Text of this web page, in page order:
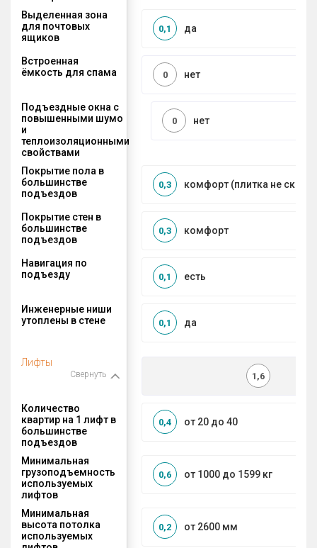
Выделенная зона
для почтовых
ящиков
да
0,1
Встроенная
ёмкость для спама
нет
0
Подъездные окна с
повышенными шумо
и
теплоизоляционными
свойствами
нет
0
Покрытие пола в
большинстве
подъездов
комфорт (плитка не
0,3
Покрытие стен в
большинстве
подъездов
комфорт
0,3
Навигация по
подъезду
есть
0,1
Инженерные ниши
утоплены в стене
да
0,1
Лифты
Свернуть 1,6
Количество
квартир на 1 лифт в
большинстве
подъездов
от 20 до 40
0,4
Минимальная
грузоподъемность
используемых
лифтов
от 1000 до 1599 кг
0,6
Минимальная
высота потолка
используемых
от 2600 мм
0,2